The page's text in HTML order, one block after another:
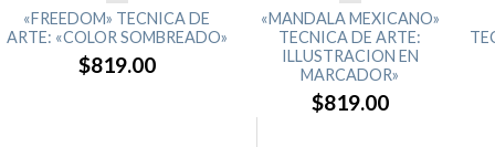
«FREEDOM» TECNICA DE
ARTE: «COLOR SOMBREADO»
$819.00
«MANDALA MEXICANO»
TECNICA DE ARTE:
ILLUSTRACION EN
MARCADOR»
$819.00